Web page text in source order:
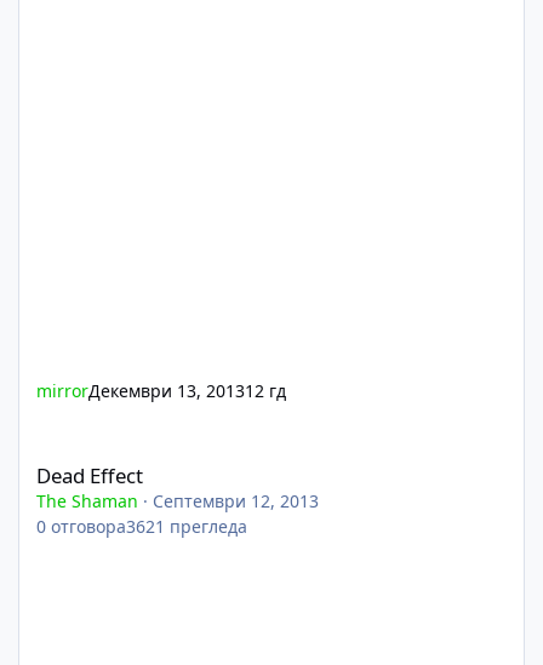
mirrorДекември 13, 201312 гд
Dead Effect
The Shaman · Септември 12, 2013
0 отговора3621 прегледа